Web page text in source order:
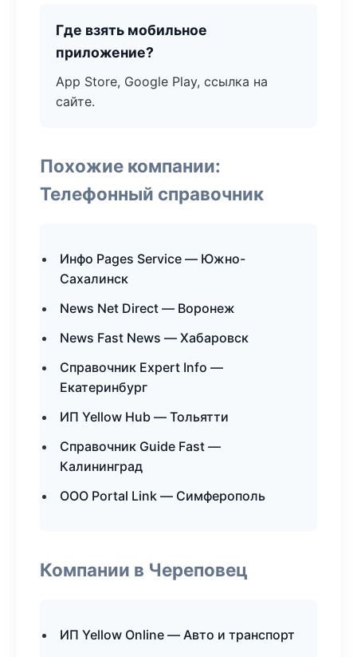
Где взять мобильное
приложение?
App Store, Google Play, ссылка на
сайте.
Похожие компании:
Телефонный справочник
Инфо Pages Service — Южно-
Сахалинск
News Net Direct — Воронеж
News Fast News — Хабаровск
Справочник Expert Info —
Екатеринбург
ИП Yellow Hub — Тольятти
Справочник Guide Fast —
Калининград
ООО Portal Link — Симферополь
Компании в Череповец
ИП Yellow Online — Авто и транспорт